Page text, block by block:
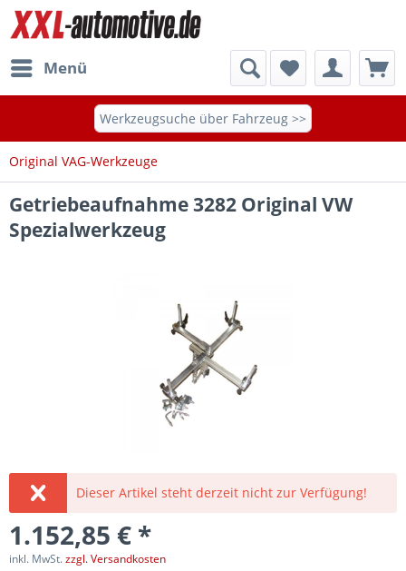
Menü
Werkzeugsuche über Fahrzeug >>
Original VAG-Werkzeuge
Getriebeaufnahme 3282 Original VW
Spezialwerkzeug
Dieser Artikel steht derzeit nicht zur Verfügung!
1.152,85 € *
inkl. MwSt.zzgl. Versandkosten